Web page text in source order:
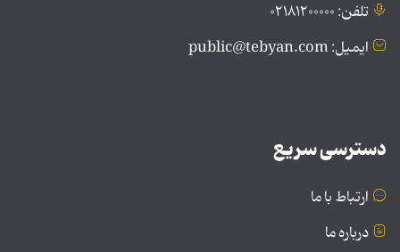
تلفن: ۰۲۱۸۱۲۰۰۰۰۰
ایمیل: public@tebyan.com
دسترسی سریع
ارتباط با ما
درباره ما